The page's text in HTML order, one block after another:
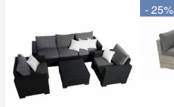
- 25%